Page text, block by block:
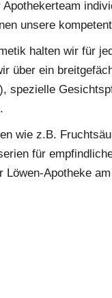
unsere
für Arthritis
der
halten wir für
über ein
spezielle
wie z.B.
für
Löwen-Apotheke